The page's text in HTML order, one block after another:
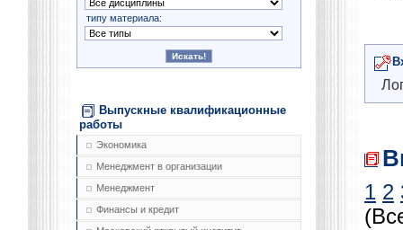
типу материала:
Выпускные квалификационные
работы
Экономика
Менеджмент в организации
Менеджмент
Финансы и кредит
1 2